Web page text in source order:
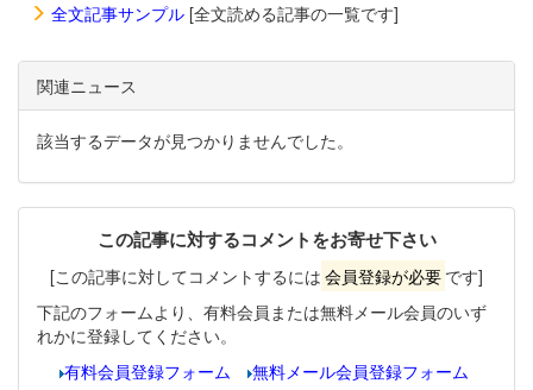
全文記事サンプル [全文読める記事の一覧です]
関連ニュース
該当するデータが見つかりませんでした。
この記事に対するコメントをお寄せ下さい
[この記事に対してコメントするには 会員登録が必要 です]
下記のフォームより、有料会員または無料メール会員のいず
れかに登録してください。
有料会員登録フォーム
無料メール会員登録フォーム